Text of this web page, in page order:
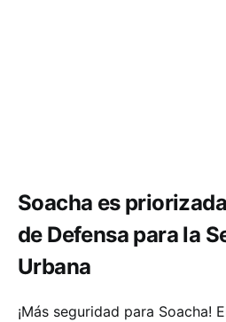
Soacha es
de Defensa para la
Urbana
¡Más seguridad para Soacha!